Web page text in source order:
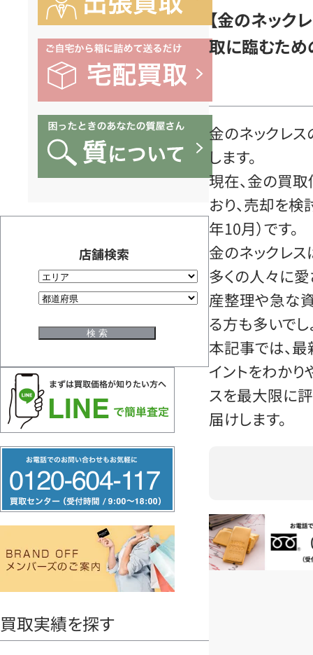
店舗検索
リ
ー
ヤ
買取実績を探す
【金のネック
取に臨むた
金のネックレ
します。
現在、金の買
おり、売却を検
年10月）です。
金のネックレ
多くの人々に愛
産整理や急な
る方も多いでし
本記事では、
イントをわかり
スを最大限に
届けします。
お電話問い